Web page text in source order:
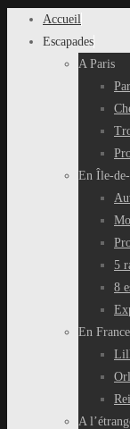
Passer
Accueil
Escapades
A Paris
En Île-
5
8
En France
A